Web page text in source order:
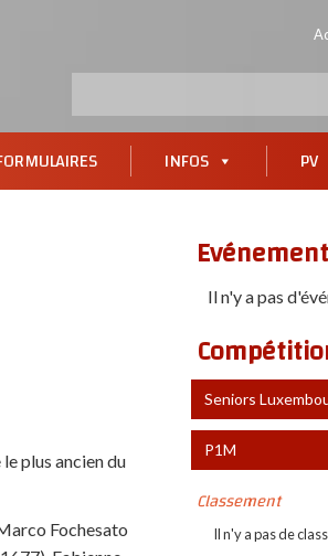
INFOS PV
plus ancien du
Fochesato
Il n'y a pas
Seniors
P1M
Classement
Il n'y a pas de